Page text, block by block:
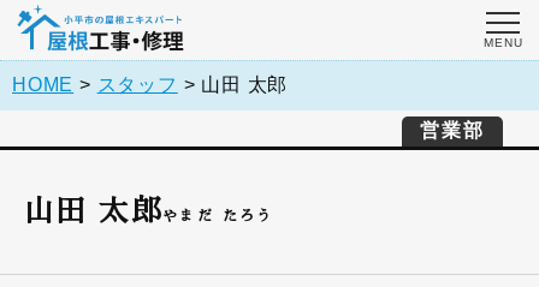
HOME > スタッフ > 山田 太郎
営業部
山田 太郎やまだ たろう